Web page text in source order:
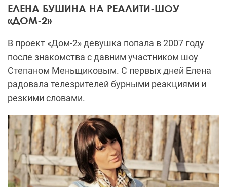
ЕЛЕНА БУШИНА НА РЕАЛИТИ-ШОУ
«ДОМ-2»
В проект «Дом-2» девушка попала в 2007 году
после знакомства с давним участником шоу
Степаном Меньщиковым. С первых дней Елена
радовала телезрителей бурными реакциями и
резкими словами.